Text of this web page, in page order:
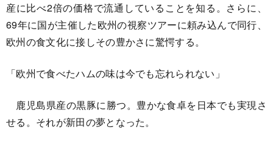
産に比べ2倍の価格で流通していることを知る。さらに、
69年に国が主催した欧州の視察ツアーに頼み込んで同行、
欧州の食文化に接しその豊かさに驚愕する。
「欧州で食べたハムの味は今でも忘れられない」
鹿児島県産の黒豚に勝つ。豊かな食卓を日本でも実現さ
せる。それが新田の夢となった。